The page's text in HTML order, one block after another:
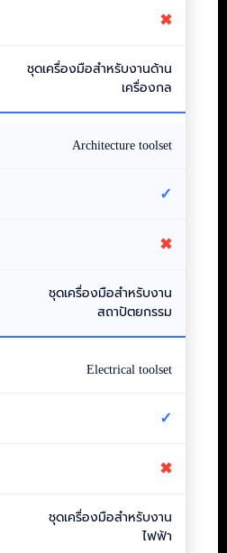
✖
ชุดเครื่องมือสำหรับงานด้าน
เครื่องกล
Architecture toolset
✓
✖
ชุดเครื่องมือสำหรับงาน
สถาปัตยกรรม
Electrical toolset
✓
✖
ชุดเครื่องมือสำหรับงาน
ไฟฟ้า